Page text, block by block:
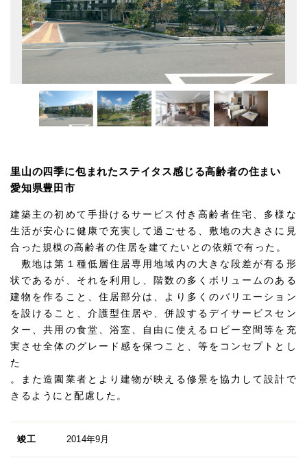
里山の四季に包まれたステイタス感じる高齢者の住まい
愛知県豊田市
建築主の初めて手掛けるサービス付き高齢者住宅、多様な
生活が安心に健康で充実して過ごせる、敷地の大きさに見
合った規模の高齢者の住居を建てたいとの依頼で有った。
敷地は第１種低層住居専用地域内の大きな段差が有る形
状であるが、それを利用し、階数の多くボリュームのある
建物を作ること、住居部分は、より多くのバリエーション
を設けること、介護型住居や、併設するデイサービスセン
ター、共用の食堂、浴室、自由に使えるロビー空間等を充
実させ全体のグレード感を保つこと、等をコンセプトとし
た
。また造園業者とより建物が映える修景を協力して設計で
きるようにと配慮した。
竣工 2014年9月